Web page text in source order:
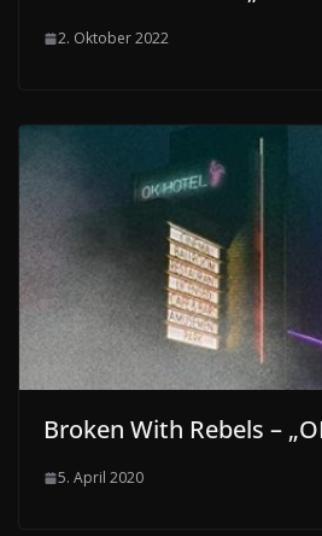
2. Oktober 2022
Broken With Rebels –
5. April 2020